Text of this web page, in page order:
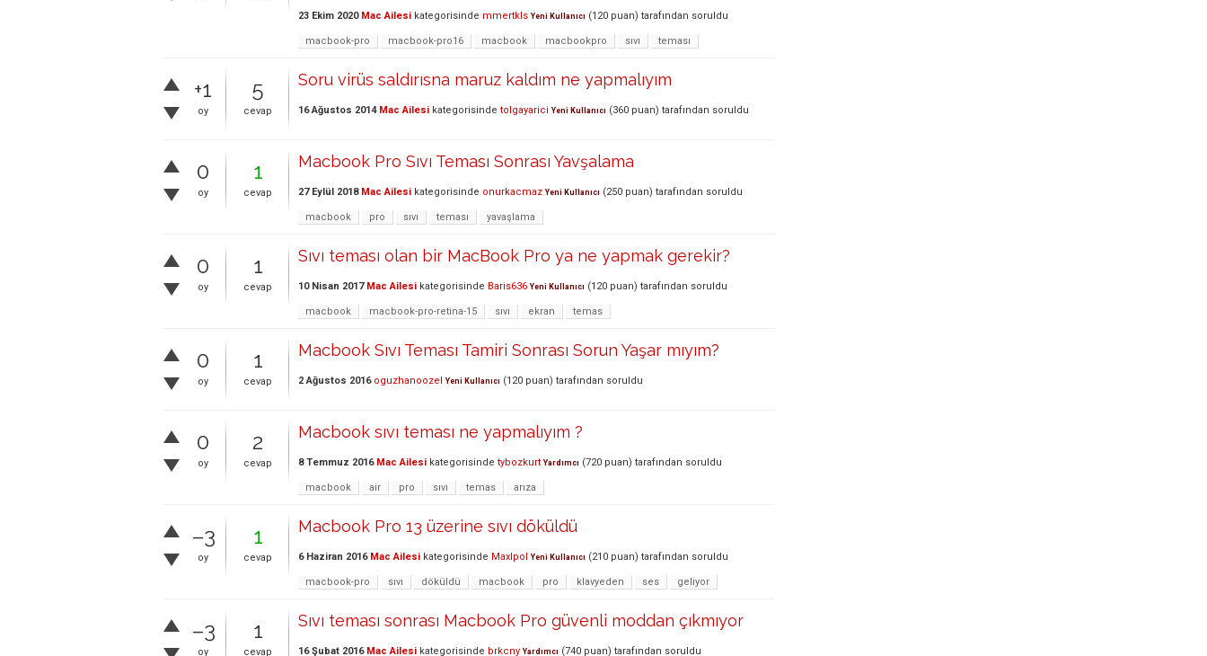
23 Ekim 2020 Mac Ailesi kategorisinde mmertkls Yeni Kullanıcı (120 puan) tarafından soruldu
macbook-pro macbook-pro16 macbook macbookpro sıvı teması
+1
oy
5
cevap
Soru virüs saldırısna maruz kaldım ne yapmalıyım
16 Ağustos 2014 Mac Ailesi kategorisinde tolgayarici Yeni Kullanıcı (360 puan) tarafından soruldu
0
oy
1
cevap
Macbook Pro Sıvı Teması Sonrası Yavşalama
27 Eylül 2018 Mac Ailesi kategorisinde onurkacmaz Yeni Kullanıcı (250 puan) tarafından soruldu
macbook pro sıvı teması yavaşlama
0
oy
1
cevap
Sıvı teması olan bir MacBook Pro ya ne yapmak gerekir?
10 Nisan 2017 Mac Ailesi kategorisinde Baris636 Yeni Kullanıcı (120 puan) tarafından soruldu
macbook macbook-pro-retina-15 sıvı ekran temas
0
oy
1
cevap
Macbook Sıvı Teması Tamiri Sonrası Sorun Yaşar mıyım?
2 Ağustos 2016 oguzhanoozel Yeni Kullanıcı (120 puan) tarafından soruldu
0
oy
2
cevap
Macbook sıvı teması ne yapmalıyım ?
8 Temmuz 2016 Mac Ailesi kategorisinde tybozkurt Yardımcı (720 puan) tarafından soruldu
macbook air pro sıvı temas arıza
–3
oy
1
cevap
Macbook Pro 13 üzerine sıvı döküldü
6 Haziran 2016 Mac Ailesi kategorisinde Maxlpol Yeni Kullanıcı (210 puan) tarafından soruldu
macbook-pro sıvı döküldü macbook pro klavyeden ses geliyor
–3
oy
1
cevap
Sıvı teması sonrası Macbook Pro güvenli moddan çıkmıyor
16 Şubat 2016 Mac Ailesi kategorisinde brkcny Yardımcı (740 puan) tarafından soruldu